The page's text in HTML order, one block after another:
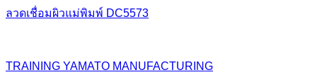
ลวดเชื่อมผิวแม่พิมพ์ DC5573
TRAINING YAMATO MANUFACTURING